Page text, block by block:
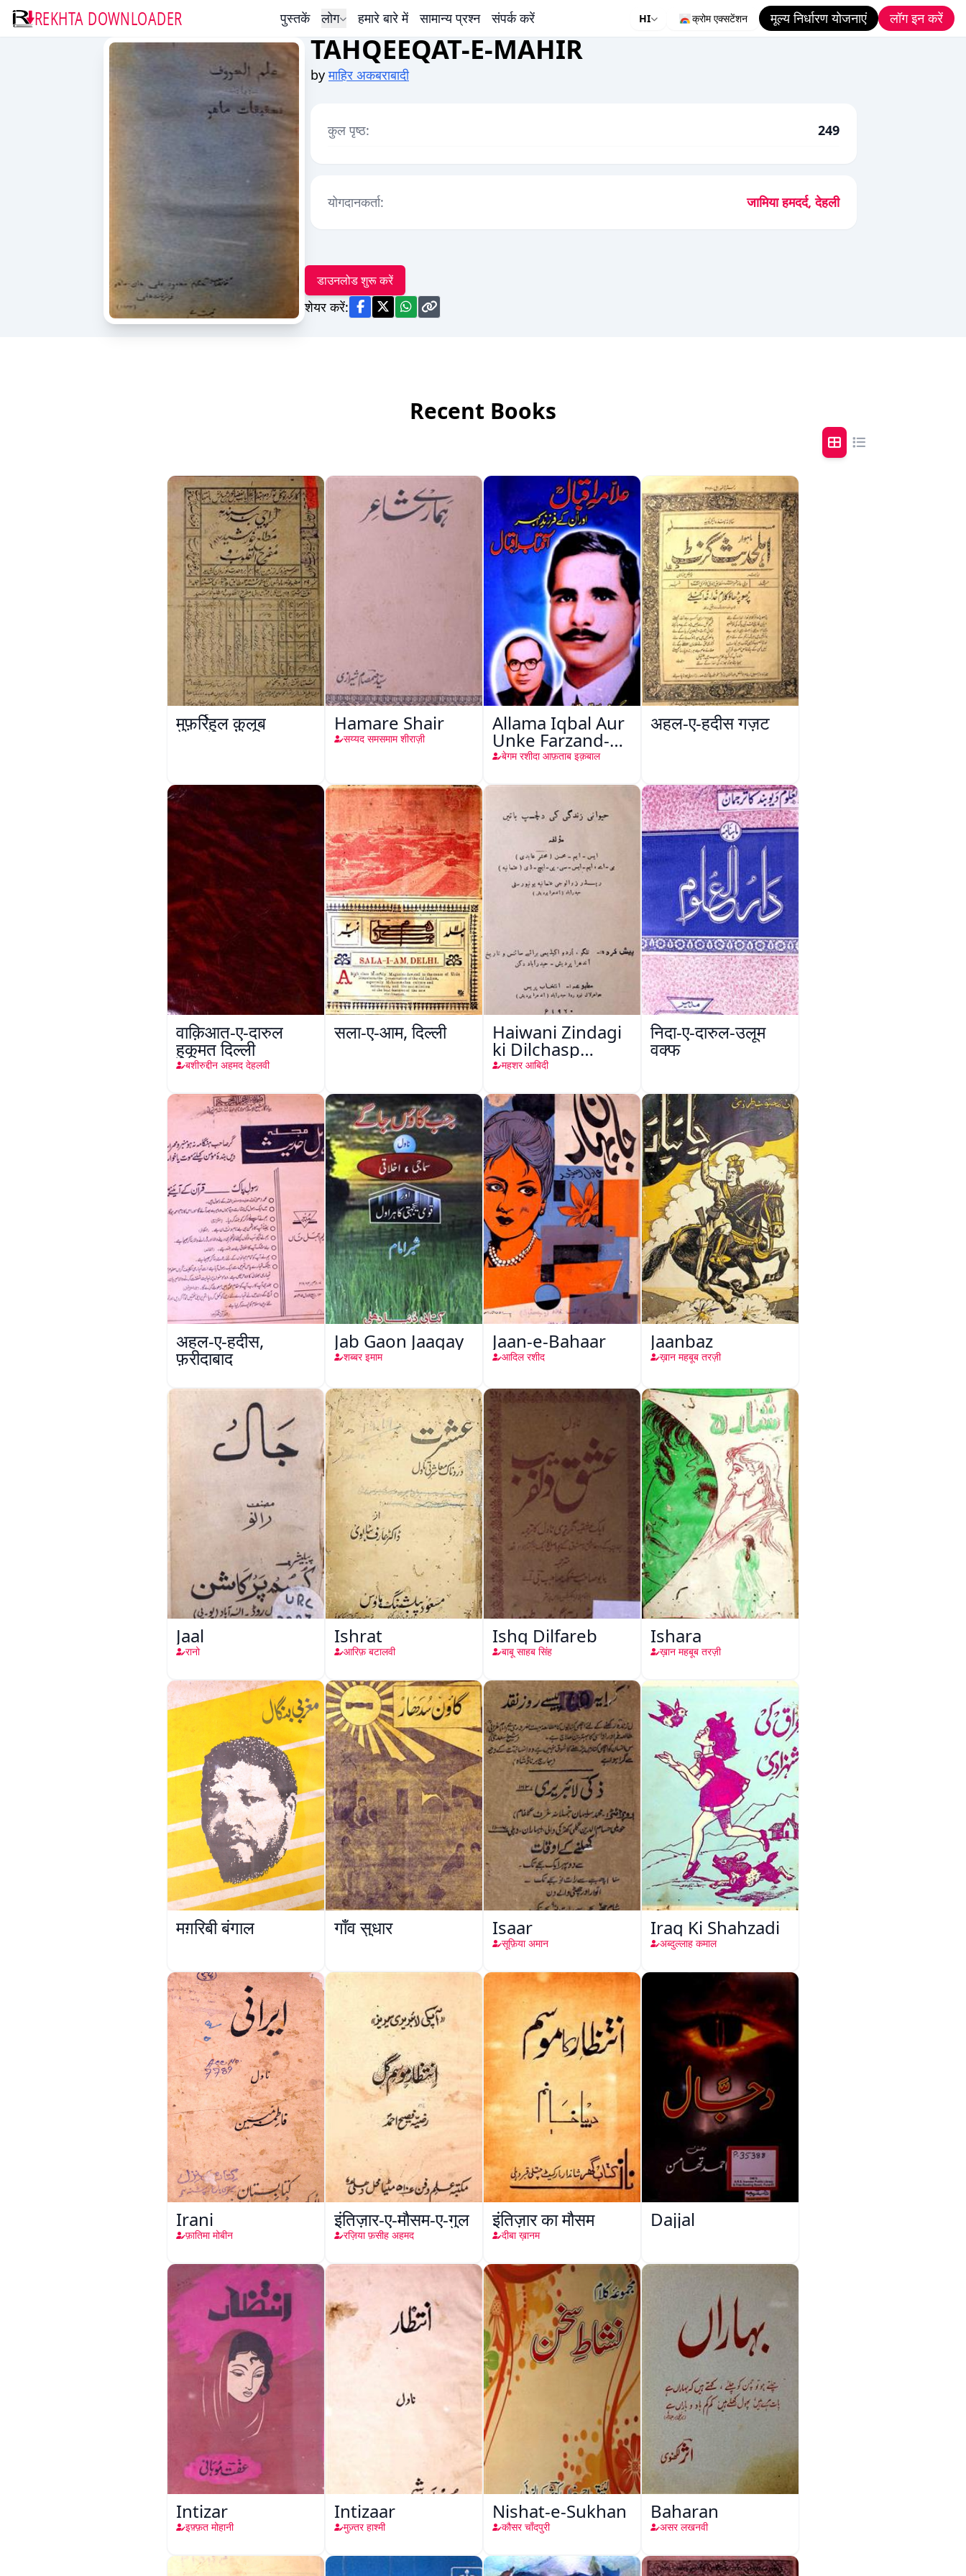
REKHTA DOWNLOADER पुस्तकें लोग हमारे बारे में सामान्य प्रश्न संपर्क करें HI क्रोम एक्सटेंशन मूल्य निर्धारण योजनाएं लॉग इन करें
TAHQEEQAT-E-MAHIR
byमाहिर अकबराबादी
कुल पृष्ठ: 249
योगदानकर्ता: जामिया हमदर्द, देहली
डाउनलोड शुरू करें
शेयर करें:
Recent Books
मुफ़र्रिहुल क़ुलूब Hamare Shair
सय्यद समसमाम शीराज़ी
Allama Iqbal Aur
Unke Farzand-e-
Akabar Aftab
बेगम रशीदा आफ़ताब इक़बाल
अहल-ए-हदीस गज़ट
वाक़िआत-ए-दारुल
हुकूमत दिल्ली
बशीरुद्दीन अहमद देहलवी
सला-ए-आम, दिल्ली Haiwani Zindagi
ki Dilchasp
Baatein
महशर आबिदी
निदा-ए-दारुल-उलूम
वक्फ
अहल-ए-हदीस,
फ़रीदाबाद
Jab Gaon Jaagay
शब्बर इमाम
Jaan-e-Bahaar
आदिल रशीद
Jaanbaz
ख़ान महबूब तरज़ी
Jaal
रानो
Ishrat
आरिफ़ बटालवी
Ishq Dilfareb
बाबू साहब सिंह
Ishara
ख़ान महबूब तरज़ी
मग़रिबी बंगाल गाँव सुधार Isaar
सूफ़िया अमान
Iraq Ki Shahzadi
अब्दुल्लाह कमाल
Irani
फ़ातिमा मोबीन
इंतिज़ार-ए-मौसम-ए-गुल
रज़िया फ़सीह अहमद
इंतिज़ार का मौसम
दीबा ख़ानम
Dajjal
Intizar
इफ़्फ़त मोहानी
Intizaar
मुज़्तर हाश्मी
Nishat-e-Sukhan
कौसर चाँदपुरी
Baharan
असर लखनवी